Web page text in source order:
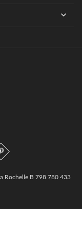
expand_more
Rochelle B 798 780 433